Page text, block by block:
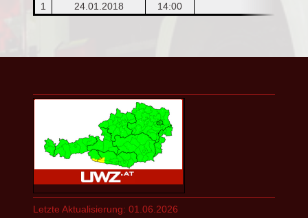
1
24.01.2018 14:00
Letzte Aktualisierung: 01.06.2026